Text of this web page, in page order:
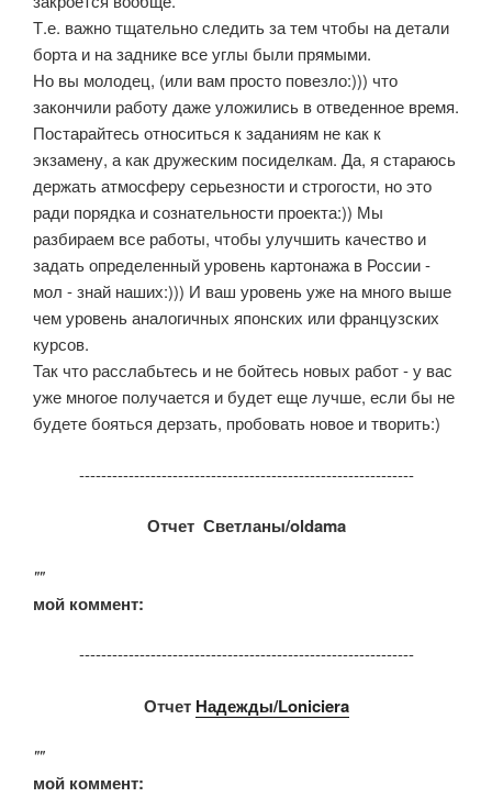
Т.е. важно тщательно следить за тем чтобы на детали
борта и на заднике все углы были прямыми.
Но вы молодец, (или вам просто повезло:))) что
закончили работу даже уложились в отведенное время.
Постарайтесь относиться к заданиям не как к
экзамену, а как дружеским посиделкам. Да, я стараюсь
держать атмосферу серьезности и строгости, но это
ради порядка и сознательности проекта:)) Мы
разбираем все работы, чтобы улучшить качество и
задать определенный уровень картонажа в России -
мол - знай наших:))) И ваш уровень уже на много выше
чем уровень аналогичных японских или французских
курсов.
Так что расслабьтесь и не бойтесь новых работ - у вас
уже многое получается и будет еще лучше, если бы не
будете бояться дерзать, пробовать новое и творить:)
-------------------------------------------------------------
Отчет Светланы/oldama
""
мой коммент:
-------------------------------------------------------------
Отчет Надежды/Loniciera
""
мой коммент: